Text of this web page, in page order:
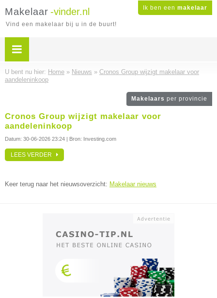
Ik ben een makelaar
Makelaar -vinder.nl
Vind een makelaar bij u in de buurt!
U bent nu hier: Home » Nieuws » Cronos Group wijzigt makelaar voor
aandeleninkoop
Makelaars per provincie
Cronos Group wijzigt makelaar voor
aandeleninkoop
Datum: 30-06-2026 23:24 | Bron: Investing.com
LEES VERDER
Keer terug naar het nieuwsoverzicht: Makelaar nieuws